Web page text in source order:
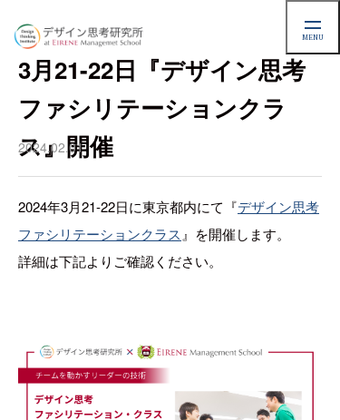
MENU
NEWS
3月21-22日『デザイン思考
ファシリテーションクラ
ス』開催
2024.02.01
2024年3月21-22日に東京都内にて『デザイン思考
ファシリテーションクラス 』を開催します。
詳細は下記よりご確認ください。